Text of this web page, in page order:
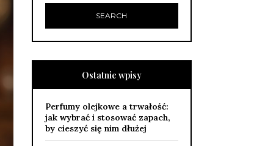
Ostatnie wpisy
Perfumy olejkowe a trwałość:
jak wybrać i stosować zapach,
by cieszyć się nim dłużej